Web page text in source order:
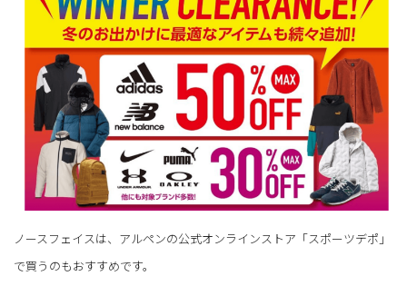
ノースフェイスは、アルペンの公式オンラインストア「スポーツデポ」
で買うのもおすすめです。